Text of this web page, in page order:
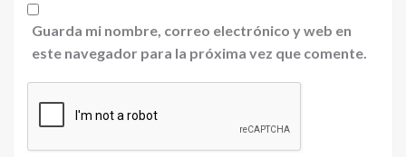
Guarda mi nombre, correo electrónico y web en
este navegador para la próxima vez que comente.